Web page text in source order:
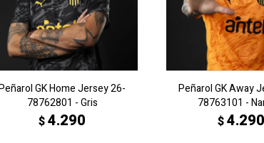
GK Home Jersey 26-
78762801 - Gris
$4.290
Peñarol GK Away
78763101 -
$4.290